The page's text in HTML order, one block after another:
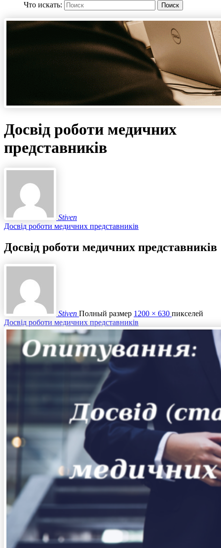
Что искать:
Поиск
Досвід роботи медичних
представників
Stiven
Досвід роботи медичних представників
Досвід роботи медичних представників
Stiven Полный размер 1200 × 630 пикселей
Досвід роботи медичних представників